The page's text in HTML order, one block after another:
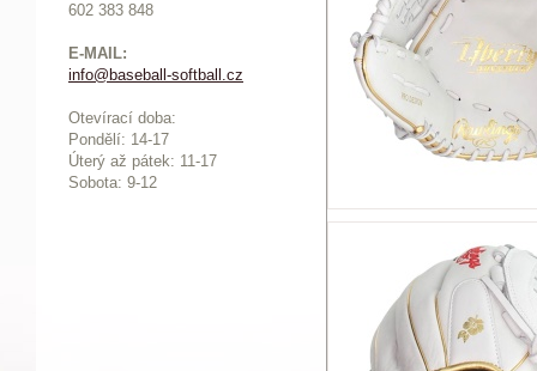
602 383 848
E-MAIL:
info@baseball-softball.cz
Otevírací doba:
Pondělí: 14-17
Úterý až pátek: 11-17
Sobota: 9-12